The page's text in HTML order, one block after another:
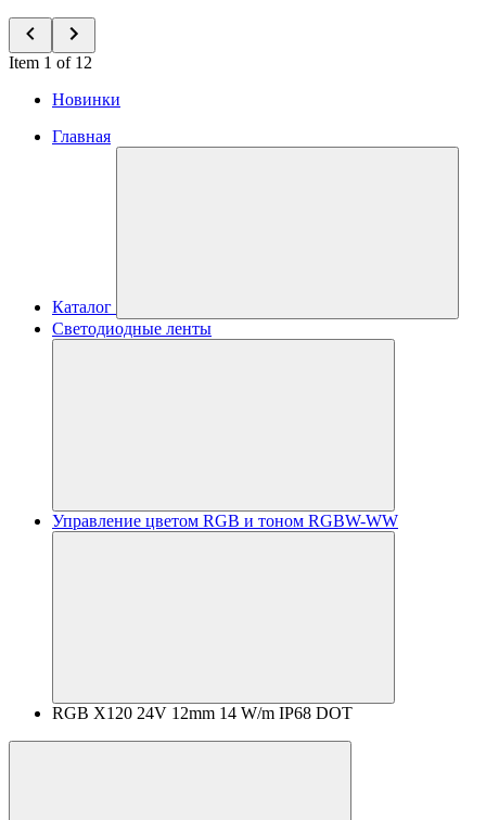
Item 1 of 12
Новинки
Главная
Каталог
Светодиодные ленты
Управление цветом RGB и тоном RGBW-WW
RGB X120 24V 12mm 14 W/m IP68 DOT